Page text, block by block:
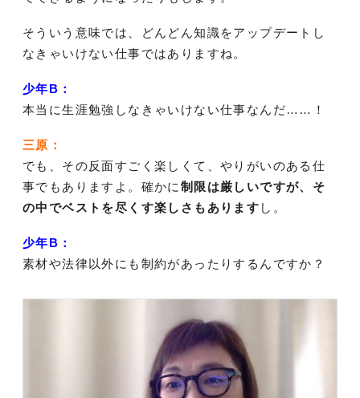
そういう意味では、どんどん知識をアップデートし
なきゃいけない仕事ではありますね。
少年B：
本当に生涯勉強しなきゃいけない仕事なんだ……！
三原：
でも、その反面すごく楽しくて、やりがいのある仕
事でもありますよ。確かに 制限は厳しいですが、そ
の中でベストを尽くす楽しさもあります し。
少年B：
素材や法律以外にも制約があったりするんですか？